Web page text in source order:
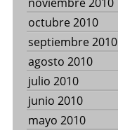
octubre 2010
septiembre 2010
agosto 2010
julio 2010
junio 2010
mayo 2010